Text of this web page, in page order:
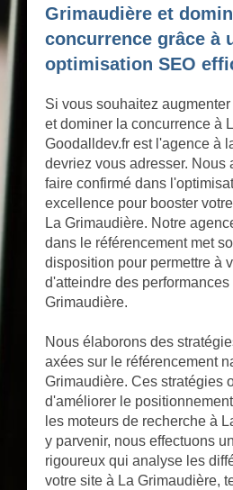
Grimaudière et
concurrence grâce à
optimisation SEO
Si vous souhaitez
et dominer la concurrence à
Goodalldev.fr est l'agence à
devriez vous adresser. Nous
faire confirmé dans
excellence pour booster
La Grimaudière. Notre
dans le référencement met
disposition pour permettre à
d'atteindre des
Grimaudière.
Nous élaborons des
axées sur le référencement
Grimaudière. Ces stratégies
d'améliorer le
les moteurs de recherche à
y parvenir, nous effectuons
rigoureux qui analyse les
votre site à La Grimaudière,